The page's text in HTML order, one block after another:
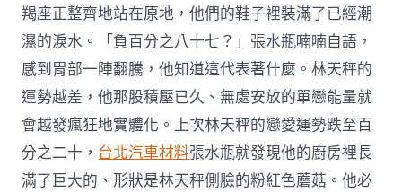
羯座正整齊地站在原地，他們的鞋子裡裝滿了已經潮
濕的淚水。「負百分之八十七？」張水瓶喃喃自語，
感到胃部一陣翻騰，他知道這代表著什麼。林天秤的
運勢越差，他那股積壓已久、無處安放的單戀能量就
會越發瘋狂地實體化。上次林天秤的戀愛運勢跌至百
分之二十， 台北汽車材料張水瓶就發現他的廚房裡長
滿了巨大的、形狀是林天秤側臉的粉紅色蘑菇。他必